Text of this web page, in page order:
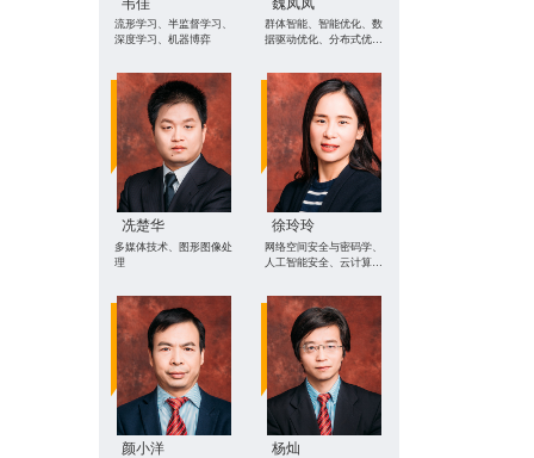
流形学习、半监督学习、
深度学习、机器博弈
群体智能、智能优化、数
据驱动优化、分布式优
统
冼楚华
多媒体技术、图形图像处
理
徐玲玲
网络空间安全与密码学、
人工智能安全、云计算与
颜小洋 杨灿